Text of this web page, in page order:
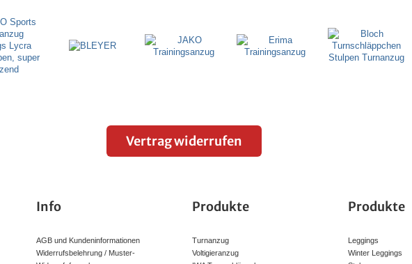
Vertrag widerrufen
Info
AGB und Kundeninformationen
Widerrufsbelehrung / Muster-
Produkte
Turnanzug
Voltigieranzug
Produkte
Leggings
Winter Leggings